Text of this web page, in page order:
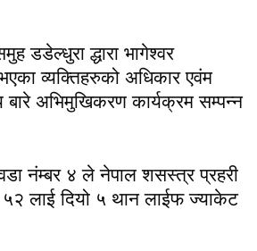
डडेल्धुरा द्धारा भागेश्वर
व्यक्तिहरुको अधिकार एवंम
अभिमुखिकरण कार्यक्रम सम्पन्न
नंम्बर ४ ले नेपाल शसस्त्र प्रहरी
लाई दियो ५ थान लाईफ ज्याकेट